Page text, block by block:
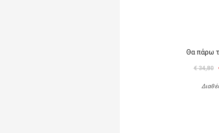
Θα πάρω
€ 34,80